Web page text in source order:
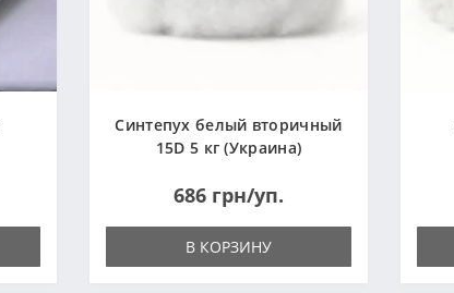
Синтепух белый вторичный
15D 5 кг (Украина)
686 грн/уп.
В КОРЗИНУ